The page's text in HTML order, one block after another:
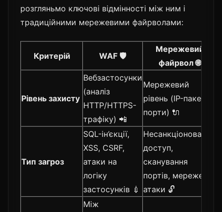
розгляньмо ключові відмінності між ним і
традиційними мережевими файрволами:
Критерій WAF 🛡️
Мережевий
файрвол 🌐
Рівень захисту
Вебзастосунки
(аналіз
HTTP/HTTPS-
трафіку) 📲
Мережевий
рівень (IP-пакети,
порти) 🔌
Тип загроз
SQL-ін’єкції,
XSS, CSRF,
атаки на
логіку
застосунків 💉
Несанкціонований
доступ,
сканування
портів, мережеві
атаки 🔓
Між